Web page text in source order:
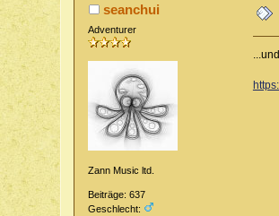
seanchui
Adventurer
Zann Music ltd.
Beiträge: 637
Geschlecht: